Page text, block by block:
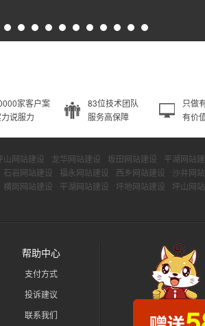
家客户案
说服力
83位技术团队
服务高保障
只做
有价
山网站建设 龙华网站建设 坂田网站建设 平湖网站
石岩网站建设 福永网站建设 西乡网站建设 沙井网
横岗网站建设 平湖网站建设 坪地网站建设 坪山网
帮助中心
支付方式
投诉建议
联系我们